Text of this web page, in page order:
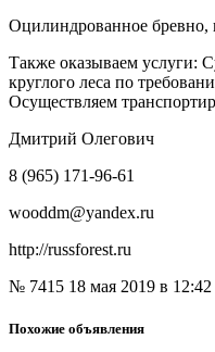
Оцилиндрованное бревно,
Также оказываем услуги:
круглого леса по
Осуществляем
Дмитрий Олегович
8 (965) 171-96-61
wooddm@yandex.ru
http://russforest.ru
№ 7415 18 мая 2019 в
Похожие объявления